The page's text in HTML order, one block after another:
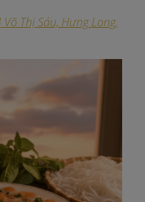
Thị Sáu, Hưng Long,